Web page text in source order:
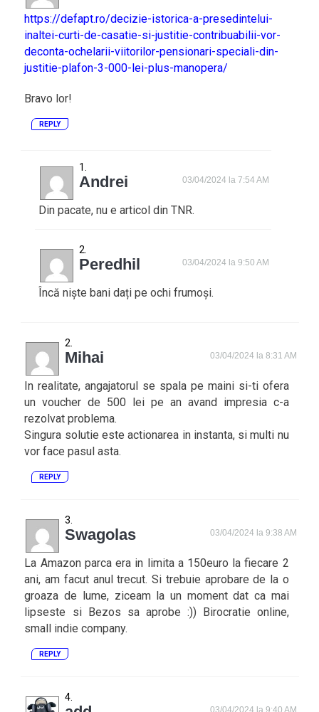
https://defapt.ro/decizie-istorica-a-presedintelui-
inaltei-curti-de-casatie-si-justitie-contribuabilii-vor-
deconta-ochelarii-viitorilor-pensionari-speciali-din-
justitie-plafon-3-000-lei-plus-manopera/
Bravo lor!
REPLY
Andrei 03/04/2024 la 7:54 AM
Din pacate, nu e articol din TNR.
Peredhil 03/04/2024 la 9:50 AM
Încă niște bani dați pe ochi frumoși.
Mihai 03/04/2024 la 8:31 AM
In realitate, angajatorul se spala pe maini si-ti ofera
un voucher de 500 lei pe an avand impresia c-a
rezolvat problema.
Singura solutie este actionarea in instanta, si multi nu
vor face pasul asta.
REPLY
Swagolas 03/04/2024 la 9:38 AM
La Amazon parca era in limita a 150euro la fiecare 2
ani, am facut anul trecut. Si trebuie aprobare de la o
groaza de lume, ziceam la un moment dat ca mai
lipseste si Bezos sa aprobe :)) Birocratie online,
small indie company.
REPLY
03/04/2024 la 9:40 AM